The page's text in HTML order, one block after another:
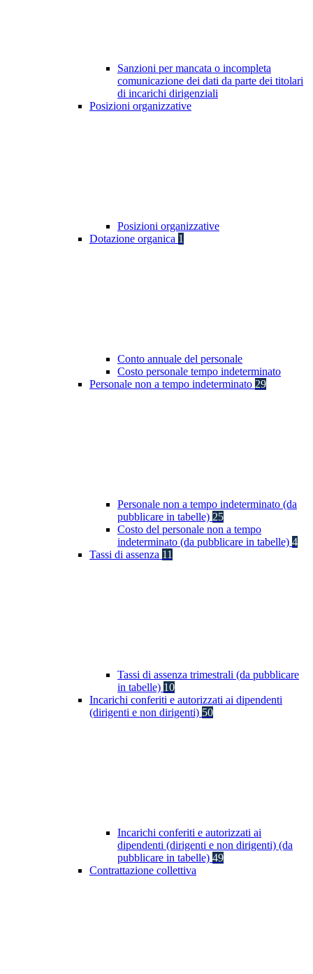
Sanzioni per mancata o incompleta
comunicazione dei dati da parte dei titolari
di incarichi dirigenziali
Posizioni organizzative
Posizioni organizzative
Dotazione organica 1
Conto annuale del personale
Costo personale tempo indeterminato
Personale non a tempo indeterminato 29
Personale non a tempo indeterminato (da
pubblicare in tabelle) 25
Costo del personale non a tempo
indeterminato (da pubblicare in tabelle) 4
Tassi di assenza 11
Tassi di assenza trimestrali (da pubblicare
in tabelle) 10
Incarichi conferiti e autorizzati ai dipendenti
(dirigenti e non dirigenti) 50
Incarichi conferiti e autorizzati ai
dipendenti (dirigenti e non dirigenti) (da
pubblicare in tabelle) 49
Contrattazione collettiva